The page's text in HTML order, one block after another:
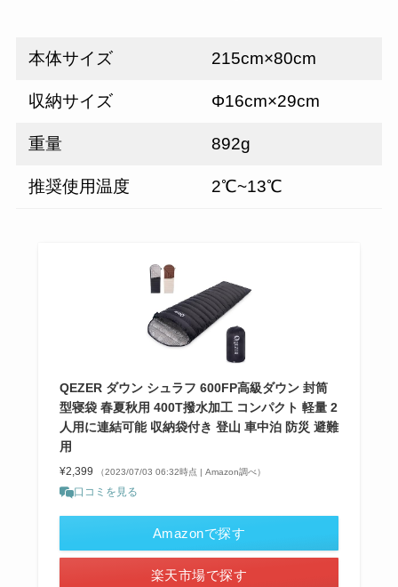
本体サイズ 215cm×80cm
収納サイズ Φ16cm×29cm
重量 892g
推奨使用温度 2℃~13℃
QEZER ダウン シュラフ 600FP高級ダウン 封筒
型寝袋 春夏秋用 400T撥水加工 コンパクト 軽量 2
人用に連結可能 収納袋付き 登山 車中泊 防災 避難
用
¥2,399 （2023/07/03 06:32時点 | Amazon調べ）
口コミを見る
Amazonで探す
楽天市場で探す